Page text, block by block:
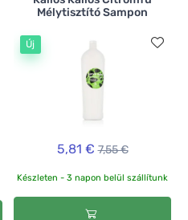
Mélytisztító Sampon
Új
5,81 € 7,55 €
Készleten - 3 napon belül szállítunk